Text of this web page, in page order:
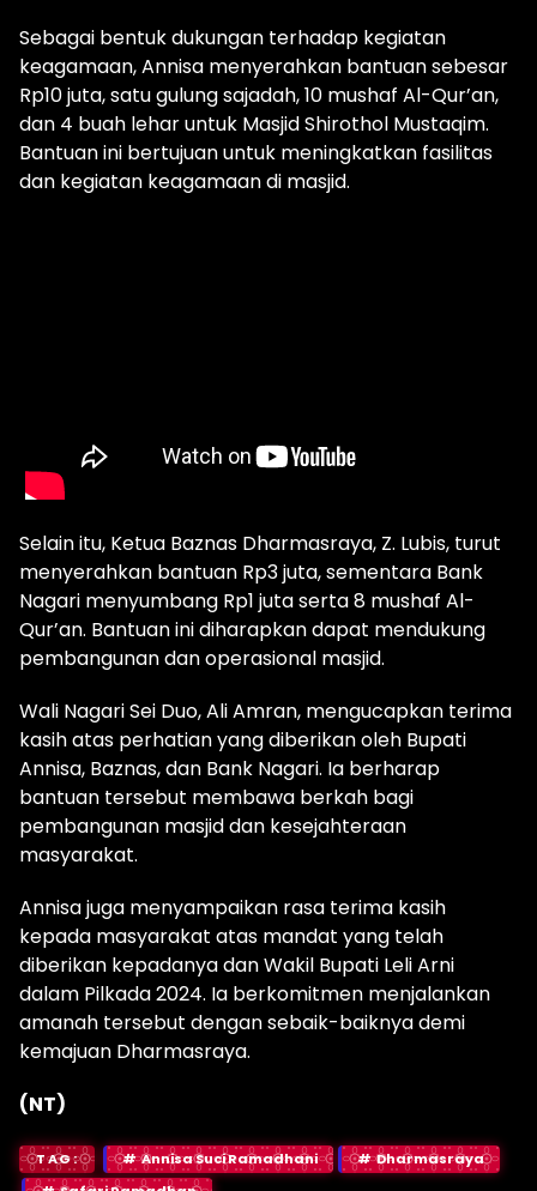
Sebagai bentuk dukungan terhadap kegiatan
keagamaan, Annisa menyerahkan bantuan sebesar
Rp10 juta, satu gulung sajadah, 10 mushaf Al-Qur’an,
dan 4 buah lehar untuk Masjid Shirothol Mustaqim.
Bantuan ini bertujuan untuk meningkatkan fasilitas
dan kegiatan keagamaan di masjid.
Selain itu, Ketua Baznas Dharmasraya, Z. Lubis, turut
menyerahkan bantuan Rp3 juta, sementara Bank
Nagari menyumbang Rp1 juta serta 8 mushaf Al-
Qur’an. Bantuan ini diharapkan dapat mendukung
pembangunan dan operasional masjid.
Wali Nagari Sei Duo, Ali Amran, mengucapkan terima
kasih atas perhatian yang diberikan oleh Bupati
Annisa, Baznas, dan Bank Nagari. Ia berharap
bantuan tersebut membawa berkah bagi
pembangunan masjid dan kesejahteraan
masyarakat.
Annisa juga menyampaikan rasa terima kasih
kepada masyarakat atas mandat yang telah
diberikan kepadanya dan Wakil Bupati Leli Arni
dalam Pilkada 2024. Ia berkomitmen menjalankan
amanah tersebut dengan sebaik-baiknya demi
kemajuan Dharmasraya.
(NT)
TAG: Annisa Suci Ramadhani
Dharmasraya